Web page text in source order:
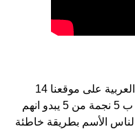
Munir هو اسم للبنين أصل الأسم هو العربية على موقعنا 14
الأشخاص بأسم Munir (قدر اسمائهم ب 5 نجمة من 5 يبدو انهم
الأسم بطريقة خاطئة